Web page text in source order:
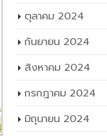
ตุลาคม 2024
กันยายน 2024
สิงหาคม 2024
กรกฎาคม 2024
มิถุนายน 2024